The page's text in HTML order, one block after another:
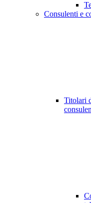
Consulenti e
Titolari